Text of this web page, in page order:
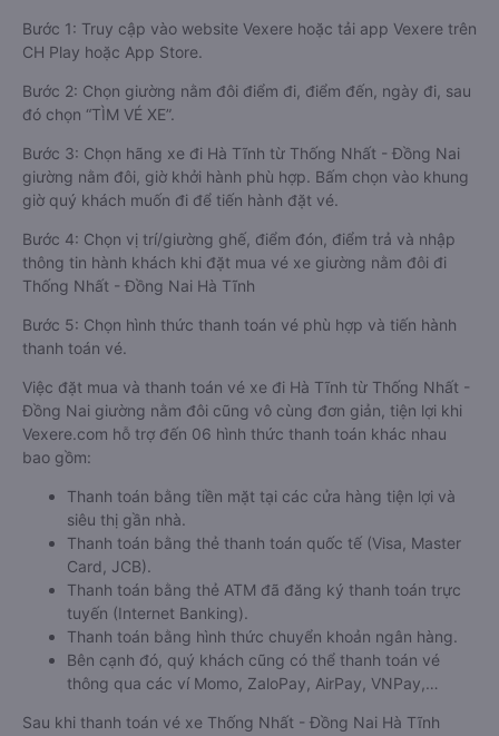
Bước 1: Truy cập vào website Vexere hoặc tải app Vexere trên
CH Play hoặc App Store.
Bước 2: Chọn giường nằm đôi điểm đi, điểm đến, ngày đi, sau
đó chọn “TÌM VÉ XE”.
Bước 3: Chọn hãng xe đi Hà Tĩnh từ Thống Nhất - Đồng Nai
giường nằm đôi, giờ khởi hành phù hợp. Bấm chọn vào khung
giờ quý khách muốn đi để tiến hành đặt vé.
Bước 4: Chọn vị trí/giường ghế, điểm đón, điểm trả và nhập
thông tin hành khách khi đặt mua vé xe giường nằm đôi đi
Thống Nhất - Đồng Nai Hà Tĩnh
Bước 5: Chọn hình thức thanh toán vé phù hợp và tiến hành
thanh toán vé.
Việc đặt mua và thanh toán vé xe đi Hà Tĩnh từ Thống Nhất -
Đồng Nai giường nằm đôi cũng vô cùng đơn giản, tiện lợi khi
Vexere.com hỗ trợ đến 06 hình thức thanh toán khác nhau
bao gồm:
Thanh toán bằng tiền mặt tại các cửa hàng tiện lợi và
siêu thị gần nhà.
Thanh toán bằng thẻ thanh toán quốc tế (Visa, Master
Card, JCB).
Thanh toán bằng thẻ ATM đã đăng ký thanh toán trực
tuyến (Internet Banking).
Thanh toán bằng hình thức chuyển khoản ngân hàng.
Bên cạnh đó, quý khách cũng có thể thanh toán vé
thông qua các ví Momo, ZaloPay, AirPay, VNPay,…
Sau khi thanh toán vé xe Thống Nhất - Đồng Nai Hà Tĩnh